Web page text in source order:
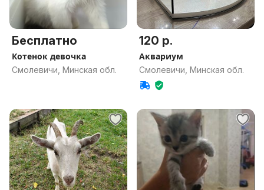
Бесплатно
Котенок девочка
Смолевичи, Минская обл.
120 р.
Аквариум
Смолевичи, Минская обл.